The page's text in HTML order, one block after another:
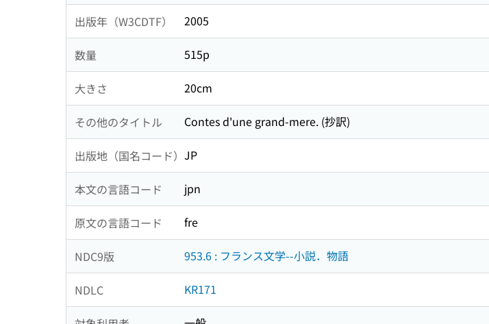
出版年（W3CDTF） 2005
数量 515p
大きさ 20cm
その他のタイトル Contes d'une grand-mere. (抄訳)
出版地（国名コード） JP
本文の言語コード jpn
原文の言語コード fre
NDC9版 953.6 : フランス文学--小説．物語
NDLC KR171